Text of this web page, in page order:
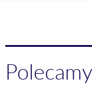
Polecamy